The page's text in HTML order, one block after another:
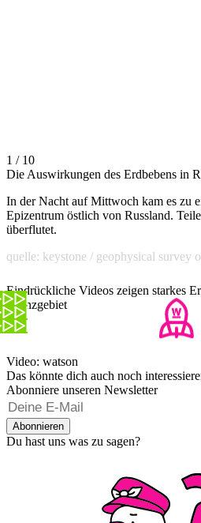
1 / 10
Die Auswirkungen des Erdbebens in
In der Nacht auf Mittwoch kam es zu
Epizentrum östlich von Russland.
überflutet.
quelle: keystone / geophysical survey
Eindrückliche Videos zeigen starkes
Grenzgebiet
Video: watson
Das könnte dich auch noch
Abonniere unseren Newsletter
Abonnieren
Du hast uns was zu sagen?